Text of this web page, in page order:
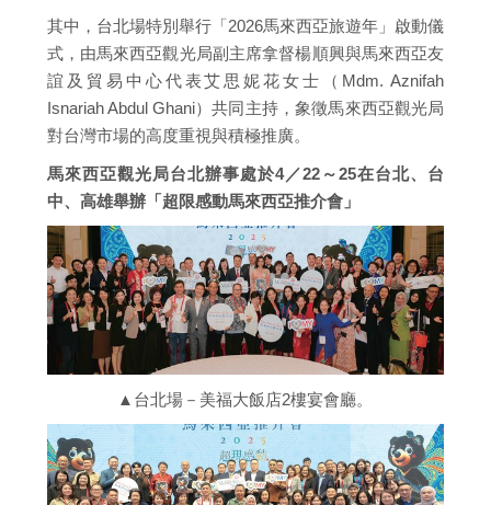
其中，台北場特別舉行「2026馬來西亞旅遊年」啟動儀
式，由馬來西亞觀光局副主席拿督楊順興與馬來西亞友
誼及貿易中心代表艾思妮花女士（Mdm. Aznifah
Isnariah Abdul Ghani）共同主持，象徵馬來西亞觀光局
對台灣市場的高度重視與積極推廣。
馬來西亞觀光局台北辦事處於4／22～25在台北、台
中、高雄舉辦「超限感動馬來西亞推介會」
▲台北場－美福大飯店2樓宴會廳。